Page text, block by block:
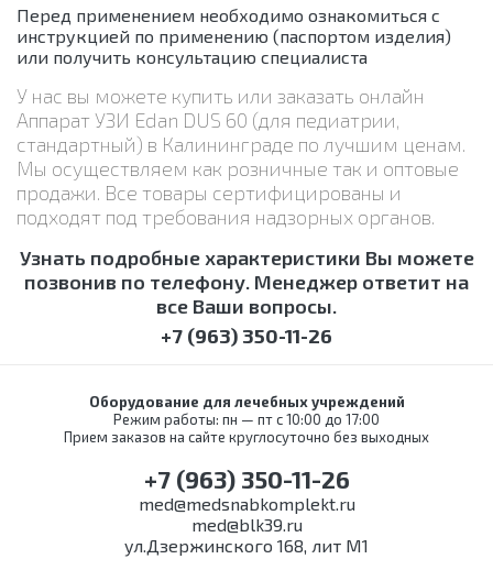
Перед применением необходимо ознакомиться с
инструкцией по применению (паспортом изделия)
или получить консультацию специалиста
У нас вы можете купить или заказать онлайн
Аппарат УЗИ Edan DUS 60 (для педиатрии,
стандартный) в Калининграде по лучшим ценам.
Мы осуществляем как розничные так и оптовые
продажи. Все товары сертифицированы и
подходят под требования надзорных органов.
Узнать подробные характеристики Вы можете
позвонив по телефону. Менеджер ответит на
все Ваши вопросы.
+7 (963) 350-11-26
Оборудование для лечебных учреждений
Режим работы: пн — пт с 10:00 до 17:00
Прием заказов на сайте круглосуточно без выходных
+7 (963) 350-11-26
med@medsnabkomplekt.ru
med@blk39.ru
ул.Дзержинского 168, лит М1